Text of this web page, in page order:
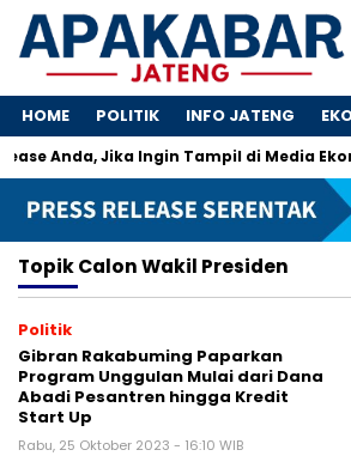
HOME POLITIK INFO JATENG
Anda, Jika Ingin Tampil di Media
TopikCalon Wakil Presiden
Politik
Gibran Rakabuming Paparkan
Program Unggulan Mulai dari Dana
Abadi Pesantren hingga Kredit
Start Up
Rabu, 25 Oktober 2023 - 16:10 WIB